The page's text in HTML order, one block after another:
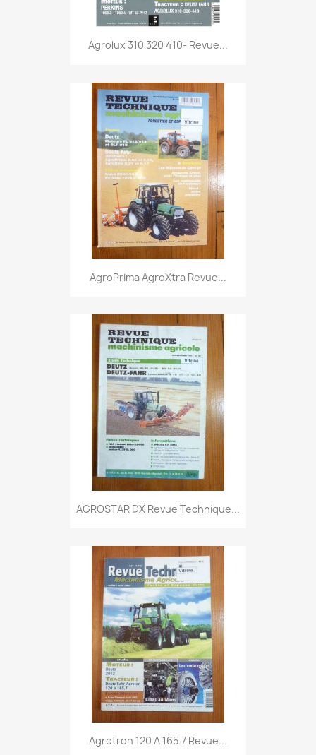
Agrolux 310 320 410- Revue...
AgroPrima AgroXtra Revue...
AGROSTAR DX Revue Technique...
Agrotron 120 A 165.7 Revue...